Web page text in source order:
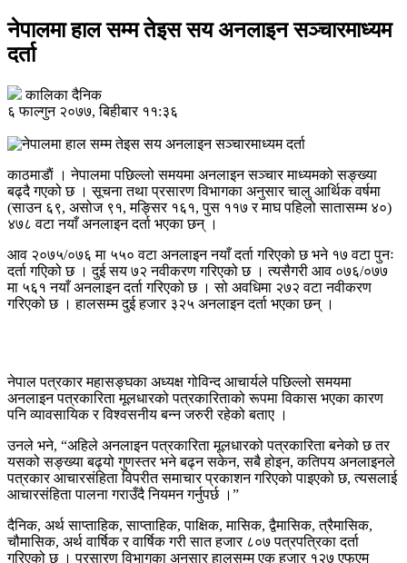
नेपालमा हाल सम्म तेइस सय अनलाइन सञ्चारमाध्यम
दर्ता
कालिका दैनिक
६ फाल्गुन २०७७, बिहीबार ११:३६
काठमाडाैं । नेपालमा पछिल्लो समयमा अनलाइन सञ्चार माध्यमको सङ्ख्या
बढ्दै गएको छ । सूचना तथा प्रसारण विभागका अनुसार चालु आर्थिक वर्षमा
(साउन ६९, असोज ९१, मङ्सिर १६१, पुस ११७ र माघ पहिलो सातासम्म ४०)
४७८ वटा नयाँ अनलाइन दर्ता भएका छन् ।
आव २०७५/०७६ मा ५५० वटा अनलाइन नयाँ दर्ता गरिएको छ भने १७ वटा पुनः
दर्ता गएिको छ । दुई सय ७२ नवीकरण गरिएको छ । त्यसैगरी आव ०७६/०७७
मा ५६१ नयाँ अनलाइन दर्ता गरिएको छ । सो अवधिमा २७२ वटा नवीकरण
गरिएको छ । हालसम्म दुई हजार ३२५ अनलाइन दर्ता भएका छन् ।
नेपाल पत्रकार महासङ्घका अध्यक्ष गोविन्द आचार्यले पछिल्लो समयमा
अनलाइन पत्रकारिता मूलधारको पत्रकारिताको रूपमा विकास भएका कारण
पनि व्यावसायिक र विश्वसनीय बन्न जरुरी रहेको बताए ।
उनले भने, “अहिले अनलाइन पत्रकारिता मूलधारको पत्रकारिता बनेको छ तर
यसको सङ्ख्या बढ्यो गुणस्तर भने बढ्न सकेन, सबै होइन, कतिपय अनलाइनले
पत्रकार आचारसंहिता विपरीत समाचार प्रकाशन गरिएको पाइएको छ, त्यसलाई
आचारसंहिता पालना गराउँदै नियमन गर्नुपर्छ ।”
दैनिक, अर्थ साप्ताहिक, साप्ताहिक, पाक्षिक, मासिक, द्वैमासिक, त्रैमासिक,
चौमासिक, अर्थ वार्षिक र वार्षिक गरी सात हजार ८०७ पत्रपत्रिका दर्ता
गरिएको छ । प्रसारण विभागका अनुसार हालसम्म एक हजार १२७ एफएम